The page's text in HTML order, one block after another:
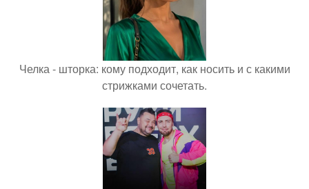
Челка - шторка: кому подходит, как носить и с какими
стрижками сочетать.